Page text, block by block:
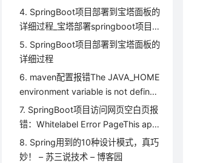
Exception,Could not get JDBC Co
nnection;-CSDN博客
4. SpringBoot项目部署到宝塔面板的
详细过程_宝塔部署springboot项目-
CSDN博客
5. SpringBoot项目部署到宝塔面板的
详细过程
6. maven配置报错The JAVA_HOME
environment variable is not defined
correctly,this environment variable
is_this environment variable is need
7. SpringBoot项目访问网页空白页报
错：Whitelabel Error PageThis appl
ication has no explicit mapping for
/error – guohao施 – 博客园
8. Spring用到的10种设计模式，真巧
妙！ – 苏三说技术 – 博客园